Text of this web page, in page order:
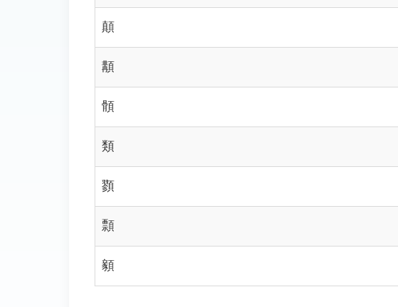
顛
顜
顝
類
顟
顠
顡